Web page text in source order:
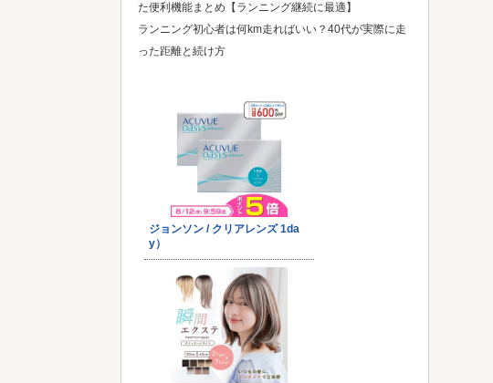
た便利機能まとめ【ランニング継続に最適】
ランニング初心者は何km走ればいい？40代が実際に走
った距離と続け方